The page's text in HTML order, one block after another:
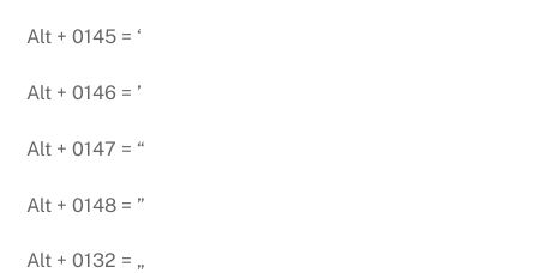
Alt + 0145 = ‘
Alt + 0146 = ’
Alt + 0147 = “
Alt + 0148 = ”
Alt + 0132 = „